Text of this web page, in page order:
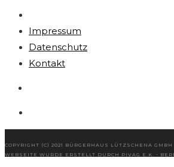
Impressum
Datenschutz
Kontakt
COPYRIGHT (C) 2021 BÜRGERHAUS LÜTZSCHENA GMBH
WEBSEITE WURDE ERSTELLT DURCH PIVAG E.K. -